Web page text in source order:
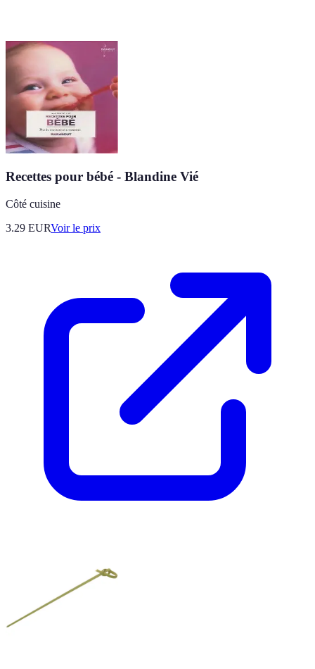
Recettes pour bébé - Blandine Vié
Côté cuisine
3.29 EURVoir le prix